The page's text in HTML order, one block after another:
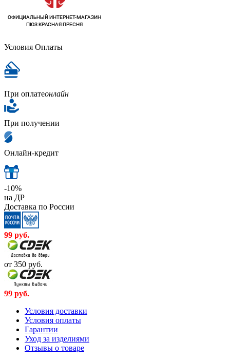
Условия Оплаты
При оплатеонлайн
При получении
Онлайн-кредит
-10%
на ДР
Доставка по России
99 руб.
от 350 руб.
99 руб.
Условия доставки
Условия оплаты
Гарантии
Уход за изделиями
Отзывы о товаре